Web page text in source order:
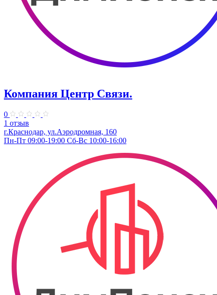
Компания Центр Связи.
0
1 отзыв
г.Краснодар, ул.Аэродромная, 160
Пн-Пт 09:00-19:00 Сб-Вс 10:00-16:00